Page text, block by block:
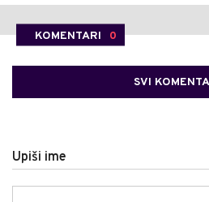
KOMENTARI 0
SVI
Upiši ime